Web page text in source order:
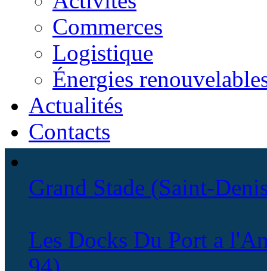
Commerces
Logistique
Énergies
Actualités
Contacts
Grand Stade (Saint-
Les Docks Du Port a